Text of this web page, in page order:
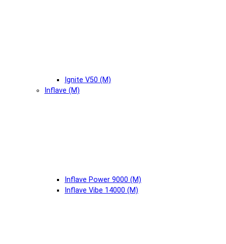
Ignite V50 (М)
Inflave (М)
Inflave Power 9000 (М)
Inflave Vibe 14000 (М)